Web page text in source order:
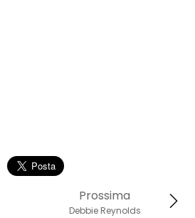
Prossima
Debbie Reynolds